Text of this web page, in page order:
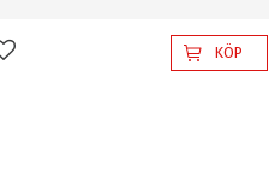
Lägg till i favoriter KÖP